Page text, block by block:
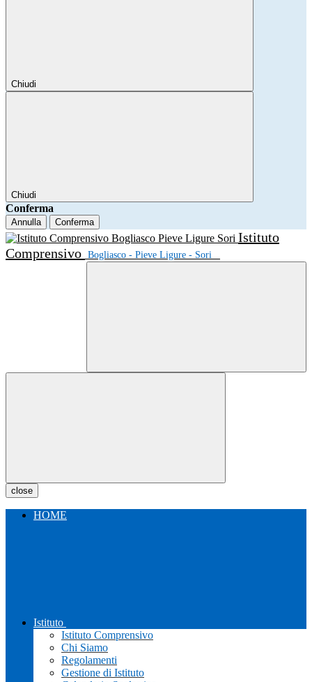
Chiudi
Chiudi
Conferma
Annulla Conferma
Istituto
Comprensivo Bogliasco - Pieve Ligure - Sori
close
HOME
Istituto
Istituto Comprensivo
Chi Siamo
Regolamenti
Gestione di Istituto